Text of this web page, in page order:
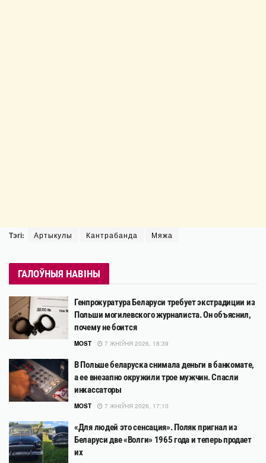
Тэгі: Артыкулы Кантрабанда Мяжа
ГАЛОЎНЫЯ НАВІНЫ
Генпрокуратура Беларуси требует экстрадиции из
Польши могилевского журналиста. Он объяснил,
почему не боится
MOST 7 ЖНІЎНЯ 2026, 18:39
В Польше беларуска снимала деньги в банкомате,
а ее внезапно окружили трое мужчин. Спасли
инкассаторы
MOST 7 ЖНІЎНЯ 2026, 17:10
«Для людей это сенсация». Поляк пригнал из
Беларуси две «Волги» 1965 года и теперь продает
их